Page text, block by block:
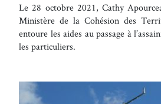
Le 28 octobre 2021, Cathy
Ministère de la Cohésion des
entoure les aides au passage à
les particuliers.